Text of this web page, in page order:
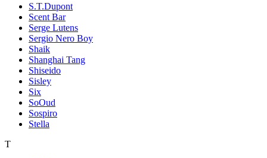
S.T.Dupont
Scent Bar
Serge Lutens
Sergio Nero Boy
Shaik
Shanghai Tang
Shiseido
Sisley
Six
SoOud
Sospiro
Stella
T